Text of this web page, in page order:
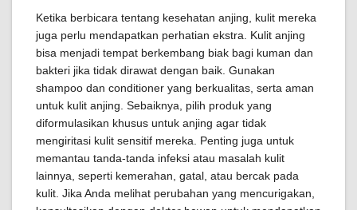
Ketika berbicara tentang kesehatan anjing, kulit mereka
juga perlu mendapatkan perhatian ekstra. Kulit anjing
bisa menjadi tempat berkembang biak bagi kuman dan
bakteri jika tidak dirawat dengan baik. Gunakan
shampoo dan conditioner yang berkualitas, serta aman
untuk kulit anjing. Sebaiknya, pilih produk yang
diformulasikan khusus untuk anjing agar tidak
mengiritasi kulit sensitif mereka. Penting juga untuk
memantau tanda-tanda infeksi atau masalah kulit
lainnya, seperti kemerahan, gatal, atau bercak pada
kulit. Jika Anda melihat perubahan yang mencurigakan,